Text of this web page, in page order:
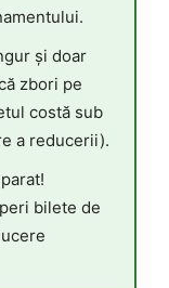
și doar
zbori pe
costă sub
a reducerii).
bilete de